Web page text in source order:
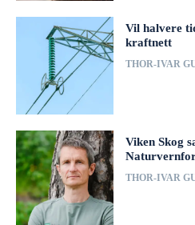
Vil halvere
kraftnett
THOR-IVAR
Viken Skog
THOR-IVAR